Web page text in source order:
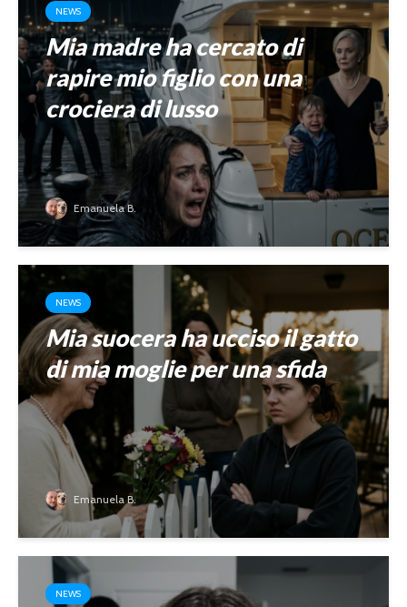
NEWS
Mia madre ha cercato di
rapire mio figlio con una
crociera di lusso
Emanuela B.
NEWS
Mia suocera ha ucciso il gatto
di mia moglie per una sfida
Emanuela B.
NEWS